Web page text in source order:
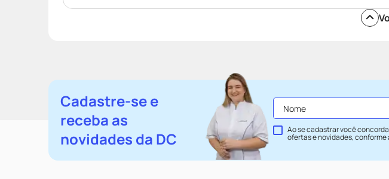
Cadastre-se e
receba as
novidades da DC
Ao se cadastrar você
ofertas e novidades, conforme